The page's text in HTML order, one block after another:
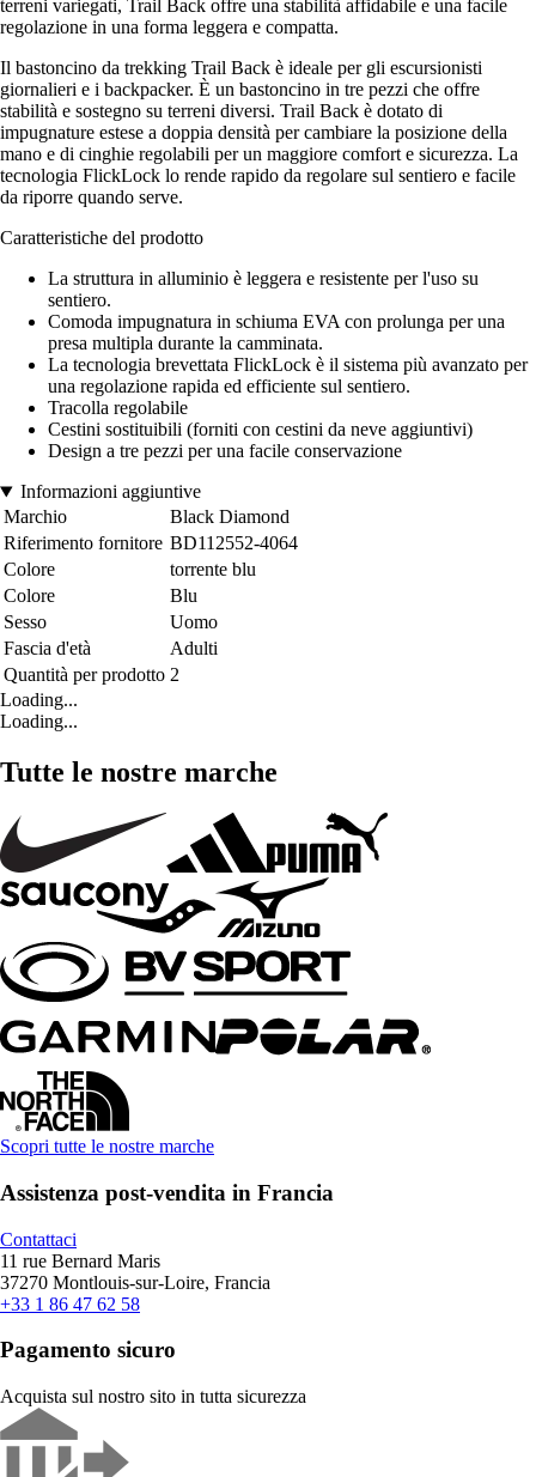
terreni variegati, Trail Back offre una stabilità affidabile e una facile
regolazione in una forma leggera e compatta.
Il bastoncino da trekking Trail Back è ideale per gli escursionisti
giornalieri e i backpacker. È un bastoncino in tre pezzi che offre
stabilità e sostegno su terreni diversi. Trail Back è dotato di
impugnature estese a doppia densità per cambiare la posizione della
mano e di cinghie regolabili per un maggiore comfort e sicurezza. La
tecnologia FlickLock lo rende rapido da regolare sul sentiero e facile
da riporre quando serve.
Caratteristiche del prodotto
La struttura in alluminio è leggera e resistente per l'uso su
sentiero.
Comoda impugnatura in schiuma EVA con prolunga per una
presa multipla durante la camminata.
La tecnologia brevettata FlickLock è il sistema più avanzato per
una regolazione rapida ed efficiente sul sentiero.
Tracolla regolabile
Cestini sostituibili (forniti con cestini da neve aggiuntivi)
Design a tre pezzi per una facile conservazione
Informazioni aggiuntive
Marchio
Black Diamond
Riferimento fornitore BD112552-4064
Colore
torrente blu
Colore
Blu
Sesso
Uomo
Fascia d'età
Adulti
Quantità per prodotto 2
Loading...
Loading...
Tutte le nostre marche
Scopri tutte le nostre marche
Assistenza post-vendita in Francia
Contattaci
11 rue Bernard Maris
37270 Montlouis-sur-Loire, Francia
+33 1 86 47 62 58
Pagamento sicuro
Acquista sul nostro sito in tutta sicurezza